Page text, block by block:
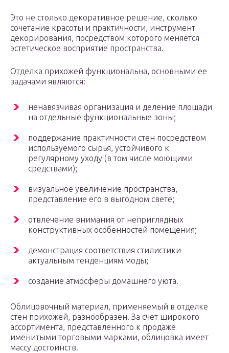
Это не столько декоративное решение, сколько
сочетание красоты и практичности, инструмент
декорирования, посредством которого меняется
эстетическое восприятие пространства.
Отделка прихожей функциональна, основными ее
задачами являются:
ненавязчивая организация и деление площади
на отдельные функциональные зоны;
поддержание практичности стен посредством
используемого сырья, устойчивого к
регулярному уходу (в том числе моющими
средствами);
визуальное увеличение пространства,
представление его в выгодном свете;
отвлечение внимания от неприглядных
конструктивных особенностей помещения;
демонстрация соответствия стилистики
актуальным тенденциям моды;
создание атмосферы домашнего уюта.
Облицовочный материал, применяемый в отделке
стен прихожей, разнообразен. За счет широкого
ассортимента, представленного к продаже
именитыми торговыми марками, облицовка имеет
массу достоинств.